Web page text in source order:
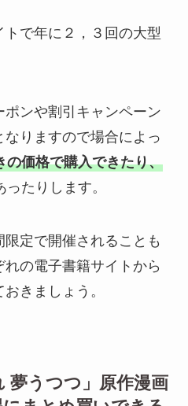
で年に２，３回の大型
ンや割引キャンペーン
りますので場合によっ
の価格で購入できたり、
ったりします。
定で開催されることも
の電子書籍サイトから
きましょう。
夢うつつ 」原作漫画